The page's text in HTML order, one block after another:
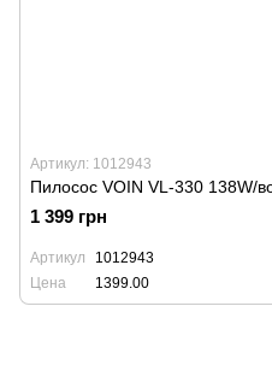
Артикул: 1012943
Пилосос VOIN VL-330 138W/
1 399 грн
Артикул
1012943
Цена
1399.00